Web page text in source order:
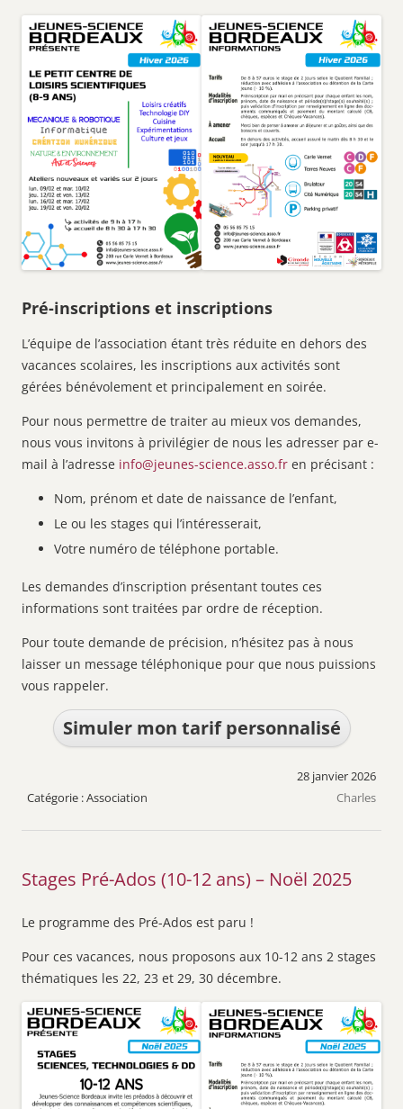
Pré-inscriptions et inscriptions
L’équipe de l’association étant très réduite en dehors des
vacances scolaires, les inscriptions aux activités sont
gérées bénévolement et principalement en soirée.
Pour nous permettre de traiter au mieux vos demandes,
nous vous invitons à privilégier de nous les adresser par e-
mail à l’adresse info@jeunes-science.asso.fr en précisant :
Nom, prénom et date de naissance de l’enfant,
Le ou les stages qui l’intéresserait,
Votre numéro de téléphone portable.
Les demandes d’inscription présentant toutes ces
informations sont traitées par ordre de réception.
Pour toute demande de précision, n’hésitez pas à nous
laisser un message téléphonique pour que nous puissions
vous rappeler.
Simuler mon tarif personnalisé
Association
28 janvier 2026
Charles
Stages Pré-Ados (10-12 ans) – Noël 2025
Le programme des Pré-Ados est paru !
Pour ces vacances, nous proposons aux 10-12 ans 2 stages
thématiques les 22, 23 et 29, 30 décembre.